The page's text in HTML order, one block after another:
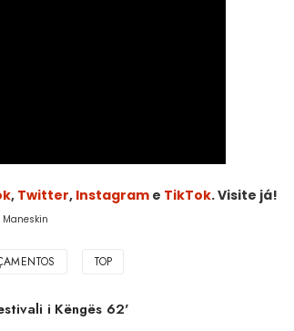
, Twitter, Instagrame TikTok. Visite já!
TOP
i Këngës 62'